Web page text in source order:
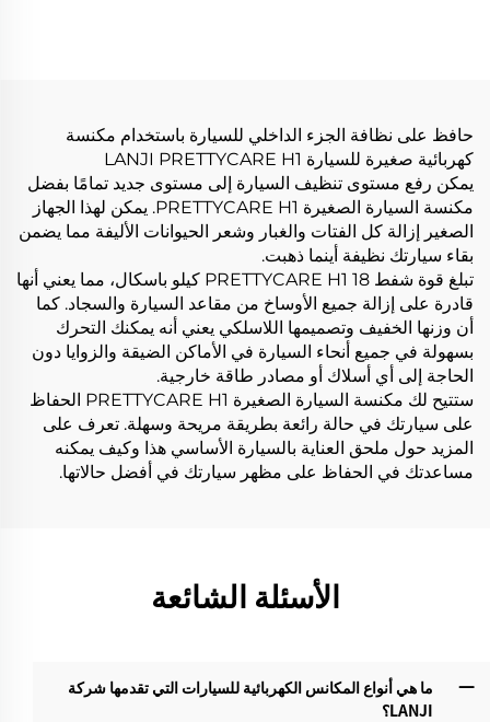
حافظ على نظافة الجزء الداخلي للسيارة باستخدام مكنسة
كهربائية صغيرة للسيارة LANJI PRETTYCARE H1
يمكن رفع مستوى تنظيف السيارة إلى مستوى جديد تمامًا بفضل
مكنسة السيارة الصغيرة PRETTYCARE H1. يمكن لهذا الجهاز
الصغير إزالة كل الفتات والغبار وشعر الحيوانات الأليفة مما يضمن
بقاء سيارتك نظيفة أينما ذهبت.
تبلغ قوة شفط PRETTYCARE H1 18 كيلو باسكال، مما يعني أنها
قادرة على إزالة جميع الأوساخ من مقاعد السيارة والسجاد. كما
أن وزنها الخفيف وتصميمها اللاسلكي يعني أنه يمكنك التحرك
بسهولة في جميع أنحاء السيارة في الأماكن الضيقة والزوايا دون
الحاجة إلى أي أسلاك أو مصادر طاقة خارجية.
ستتيح لك مكنسة السيارة الصغيرة PRETTYCARE H1 الحفاظ
على سيارتك في حالة رائعة بطريقة مريحة وسهلة. تعرف على
المزيد حول ملحق العناية بالسيارة الأساسي هذا وكيف يمكنه
مساعدتك في الحفاظ على مظهر سيارتك في أفضل حالاتها.
الأسئلة الشائعة
ما هي أنواع المكانس الكهربائية للسيارات التي تقدمها شركة
LANJI؟‌